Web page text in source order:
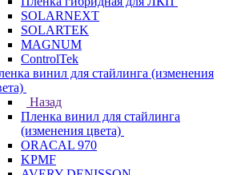
SOLARNEXT
SOLARTEK
MAGNUM
ControlTek
винил для стайлинга (изменения
Назад
Пленка винил для стайлинга
(изменения цвета)
ORACAL 970
KPMF